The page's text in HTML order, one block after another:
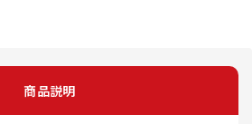
商品説明